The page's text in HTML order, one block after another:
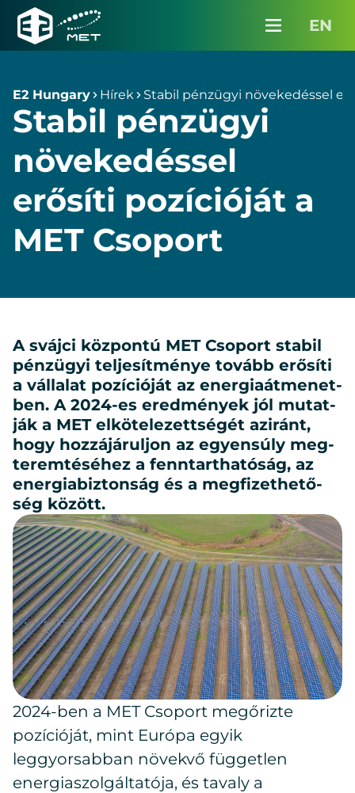
E2
Menü
Karrier
Kapcsolat
InterMET belépés
Ajánlatkérés
EN
E2 Hungary Hírek Stabil pénzügyi növekedéssel
Stabil pénzügyi
növekedéssel
erősíti pozícióját a
MET Csoport
A sváj­ci köz­pon­tú MET Cso­port sta­bil
pénz­ügyi tel­je­sít­mé­nye to­vább erő­sí­ti
a vál­la­lat po­zí­ci­ó­ját az ener­gia­át­me­net­
ben. A 2024-es ered­mé­nyek jól mu­tat­
ják a MET el­kö­te­le­zett­sé­gét az­iránt,
hogy hoz­zá­já­rul­jon az egyen­súly meg­
te­rem­té­sé­hez a fenn­tart­ha­tó­ság, az
ener­gia­biz­ton­ság és a meg­fi­zet­he­tő­
ség kö­zött.
2024-ben a MET Csoport megőrizte
pozícióját, mint Európa egyik
leggyorsabban növekvő független
energiaszolgáltatója, és tavaly a